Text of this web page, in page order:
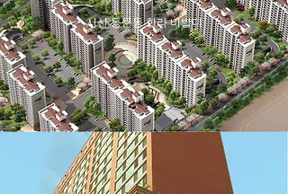
서산 동문동 한라 비발디